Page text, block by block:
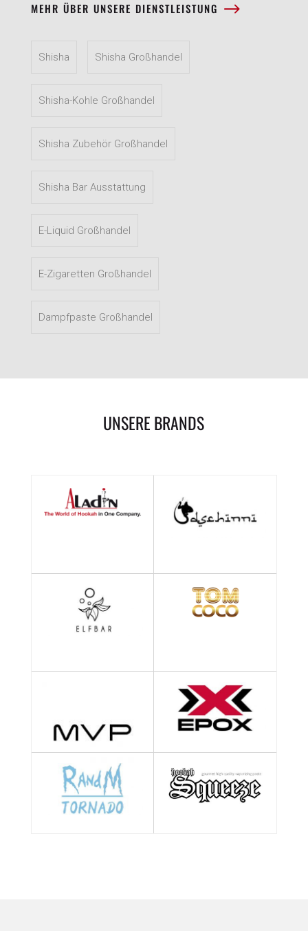
MEHR ÜBER UNSERE DIENSTLEISTUNG
Shisha Shisha Großhandel
Shisha-Kohle Großhandel
Shisha Zubehör Großhandel
Shisha Bar Ausstattung
E-Liquid Großhandel
E-Zigaretten Großhandel
Dampfpaste Großhandel
UNSERE BRANDS